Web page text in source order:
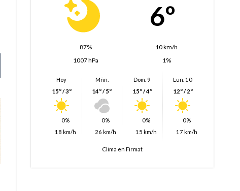
6º
87%
10 km/h
1007 hPa
1%
Hoy
15º / 3º
0%
18 km/h
Mñn.
14º / 5º
0%
26 km/h
Dom. 9
15º / 4º
0%
15 km/h
Lun. 10
12º / 2º
0%
17 km/h
Clima en Firmat